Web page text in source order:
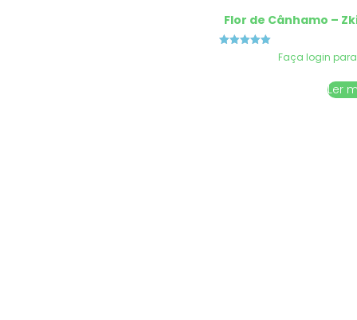
Flor de Cânhamo –
Faça login
Ler